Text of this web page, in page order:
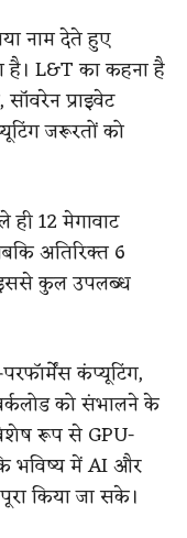
नाम देते हुए
है। L&T का कहना है
प्राइवेट
जरूरतों को
12 मेगावाट
अतिरिक्त 6
इससे कुल उपलब्ध
कंप्यूटिंग,
को संभालने के
रूप से GPU-
भविष्य में AI और
किया जा सके।